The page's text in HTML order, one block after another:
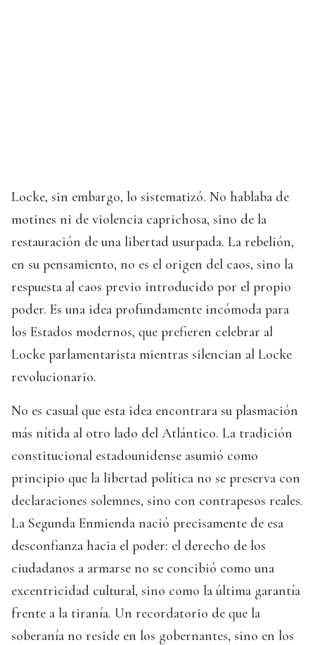
Locke, sin embargo, lo sistematizó. No hablaba de
motines ni de violencia caprichosa, sino de la
restauración de una libertad usurpada. La rebelión,
en su pensamiento, no es el origen del caos, sino la
respuesta al caos previo introducido por el propio
poder. Es una idea profundamente incómoda para
los Estados modernos, que prefieren celebrar al
Locke parlamentarista mientras silencian al Locke
revolucionario.
No es casual que esta idea encontrara su plasmación
más nítida al otro lado del Atlántico. La tradición
constitucional estadounidense asumió como
principio que la libertad política no se preserva con
declaraciones solemnes, sino con contrapesos reales.
La Segunda Enmienda nació precisamente de esa
desconfianza hacia el poder: el derecho de los
ciudadanos a armarse no se concibió como una
excentricidad cultural, sino como la última garantía
frente a la tiranía. Un recordatorio de que la
soberanía no reside en los gobernantes, sino en los